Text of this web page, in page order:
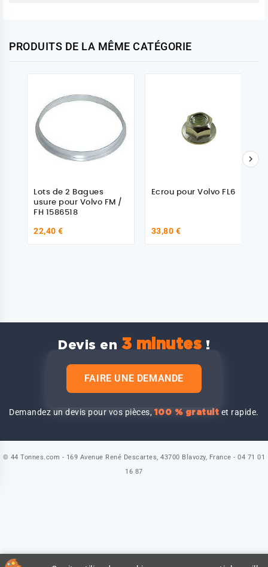
PRODUITS DE LA MÊME CATÉGORIE
Lots de 2 Bagues
usure pour Volvo FM /
FH 1586518
22,40 €
Ecrou pour Volvo FL6
33,80 €

Devis en 3 minutes !
FAIRE UNE DEMANDE
Demandez un devis pour vos pièces,100 % gratuit et rapide.
© 44 Tonnes.com - 169 Avenue René Descartes, 43700 Blavozy, France - 04 71 01
16 87